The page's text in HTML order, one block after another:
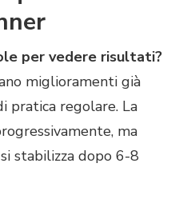
per vedere risultati?
miglioramenti già
pratica regolare. La
ma
stabilizza dopo 6-8